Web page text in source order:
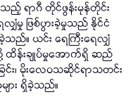
ရာဂီ တိုင်ဖွန်းမုန်တိုင်း
လျှံမှု ဖြစ်ပွားခဲ့မှုသည် နိုင်ငံ
ည်။ ယင်း ရေကြီးရေလျှံ
န်းချုပ်မှုအောက်ရှိ ဆည်
င်း၊ မိုးလေဝသဆိုင်ရာသတင်း
ျား ရှိခဲ့သည်။